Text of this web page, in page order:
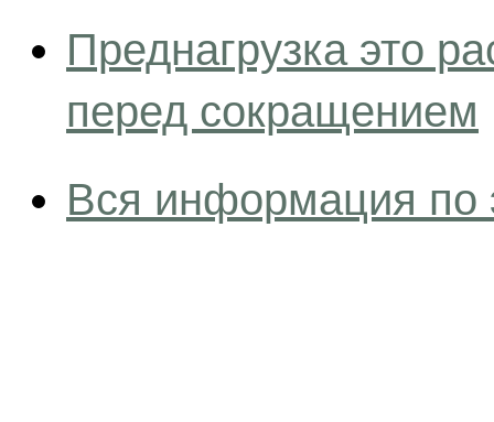
Преднагрузка это
перед сокращением
Вся информация по